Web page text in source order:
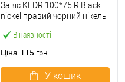
В наявності
Завіс KEDR 100*75 R Black
nickel правий чорний нікель
Ціна 115 грн.
У кошик